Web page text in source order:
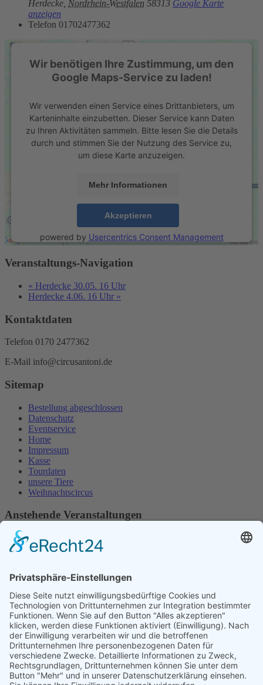
Herdecke, Nordrhein-Westfalen 58313 Google Karte
anzeigen
Telefon 01702477362
Wir benötigen Ihre Zustimmung, um den
Google Maps-Service zu laden!
Wir verwenden einen Service eines Drittanbieters, um
Karteninhalte einzubetten. Dieser Service kann Daten
zu Ihren Aktivitäten sammeln. Bitte lesen Sie die Details
durch und stimmen Sie der Nutzung des Service zu,
um diese Karte anzuzeigen.
Mehr Informationen
Akzeptieren
powered by Usercentrics Consent Management
Veranstaltungs-Navigation
« Herdecke 30.05. 16 Uhr
Herdecke 4.06. 16 Uhr »
Kontaktdaten
Telefon 0170 2477362
E-Mail info@circusantoni.de
Sitemap
Bestellung abgeschlossen
Datenschutz
Eventservice
Home
Impressum
Kasse
Tourdaten
unsere Tiere
Weihnachtscircus
Anstehende Veranstaltungen
Aug.8
9
14:00-16:30
KETTWIG Sonntag 9.08.26 14Uhr
Aug.13
16:00-18:30
KETTWIG Donnerstag 13.08.26 (Familientag) 16Uhr
Kalender anzeigen